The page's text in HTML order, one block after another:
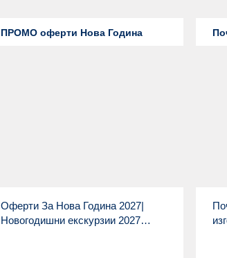
ПРОМО оферти Нова Година
Оферти За Нова Година 2027|
Новогодишни екскурзии 2027